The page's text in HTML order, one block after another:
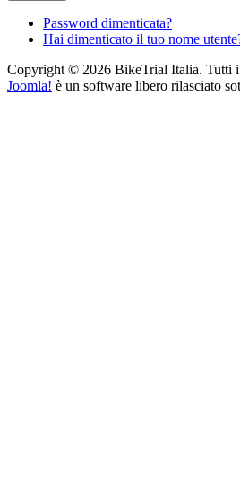
Password dimenticata?
Hai dimenticato il tuo nome
Copyright © 2026 BikeTrial Italia. Tutti
Joomla! è un software libero rilasciato